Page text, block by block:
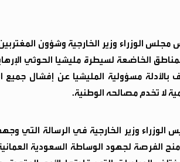
مجلس الوزراء وزير الخارجية وشؤون
الخاضعة لسيطرة مليشيا الحوثي
بالأدلة مسؤولية المليشيا عن إفشال جميع
لا تخدم مصالحه الوطنية.
الوزراء وزير الخارجية في الرسالة
الفرصة لجهود الوساطة السعودية